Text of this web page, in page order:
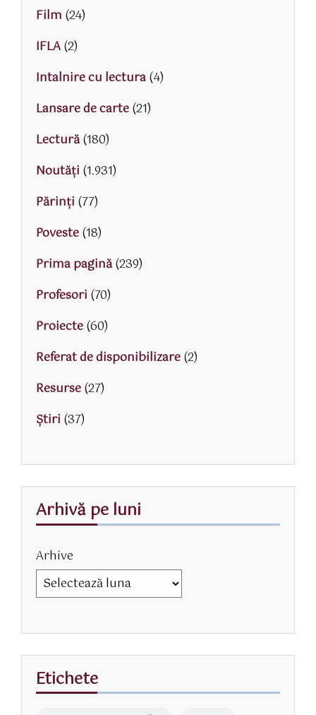
Film (24)
IFLA(2)
Intalnire cu lectura(4)
Lansare de carte(21)
Lectură(180)
Noutăți (1.931)
Părinţi (77)
Poveste(18)
Prima pagină(239)
Profesori (70)
Proiecte(60)
Referat de disponibilizare(2)
Resurse(27)
Știri (37)
Arhivă pe luni
Arhive
Etichete